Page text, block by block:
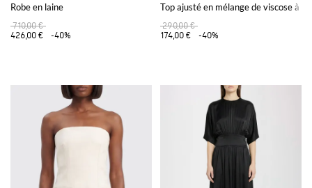
Robe en laine
710,00 €
426,00 €
-40%
Top ajusté en mélange de viscose à
290,00 €
174,00 €
-40%